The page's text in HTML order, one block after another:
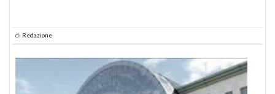
di Redazione